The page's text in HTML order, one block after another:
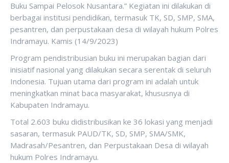
Buku Sampai Pelosok Nusantara.” Kegiatan ini dilakukan di
berbagai institusi pendidikan, termasuk TK, SD, SMP, SMA,
pesantren, dan perpustakaan desa di wilayah hukum Polres
Indramayu. Kamis (14/9/2023)
Program pendistribusian buku ini merupakan bagian dari
inisiatif nasional yang dilakukan secara serentak di seluruh
Indonesia. Tujuan utama dari program ini adalah untuk
meningkatkan minat baca masyarakat, khususnya di
Kabupaten Indramayu.
Total 2.603 buku didistribusikan ke 36 lokasi yang menjadi
sasaran, termasuk PAUD/TK, SD, SMP, SMA/SMK,
Madrasah/Pesantren, dan Perpustakaan Desa di wilayah
hukum Polres Indramayu.